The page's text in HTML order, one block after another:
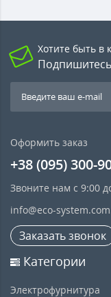
Хотите быть в
Оформить заказ
+38 (095) 300-
Звоните нам с 9:00
info@eco-
Заказать звонок
Категории
Электрофурнитура